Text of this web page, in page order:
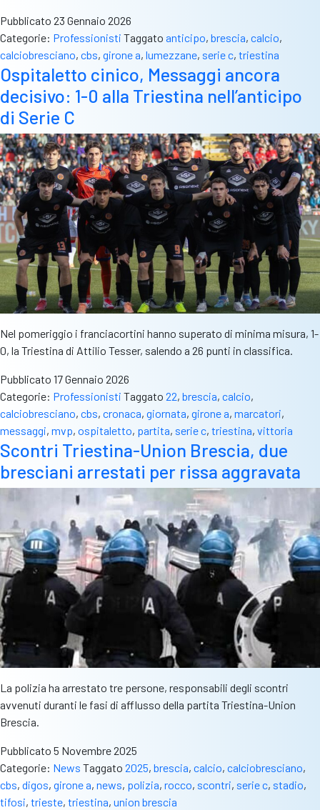
Triestina:
al
Nereo
Rocco
1
per
i
padroni
Pubblicato 23 Gennaio 2026
Categorie: Professionisti Taggato anticipo, brescia, calcio,
calciobresciano, cbs, girone a, lumezzane, serie c, triestina
Ospitaletto cinico, Messaggi ancora
decisivo: 1-0 alla Triestina nell’anticipo
di Serie C
Nel pomeriggio i franciacortini hanno superato di minima misura, 1-
0, la Triestina di Attilio Tesser, salendo a 26 punti in classifica.
Pubblicato 17 Gennaio 2026
Categorie: Professionisti Taggato 22, brescia, calcio,
calciobresciano, cbs, cronaca, giornata, girone a, marcatori,
messaggi, mvp, ospitaletto, partita, serie c, triestina, vittoria
Scontri Triestina-Union Brescia, due
bresciani arrestati per rissa aggravata
La polizia ha arrestato tre persone, responsabili degli scontri
avvenuti duranti le fasi di afflusso della partita Triestina-Union
Brescia.
Pubblicato 5 Novembre 2025
Categorie: News Taggato 2025, brescia, calcio, calciobresciano,
cbs, digos, girone a, news, polizia, rocco, scontri, serie c, stadio,
tifosi, trieste, triestina, union brescia